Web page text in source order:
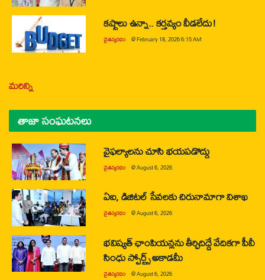
కష్టాలు ఉన్నా.. కర్తవ్యం వీడలేదు!
చైతన్యరధం @February 18, 2026 6:15 AM
మరిన్ని
తాజా సంఘటనలు
వైఫల్యాలను చూసి భయపడొద్దు
చైతన్యరధం @August 6, 2026
ఏఐ, డిజిటల్ సేవలకు చిరునామాగా విశాఖ
చైతన్యరధం @August 6, 2026
భవిష్యత్ ఛాంపియన్లను తీర్చిదిద్దే వేదికగా పీవీ
సింధు స్పోర్ట్స్ అకాడమీ
చైతన్యరధం @August 6, 2026